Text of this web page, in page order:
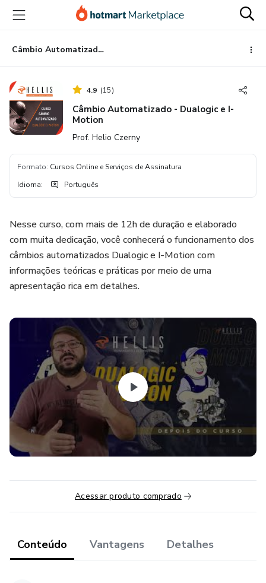
para
conteúdo
principal
para
pagamento
para
rodapé
Câmbio Automatizado - Dualogic e I-Motion
4.9 (15)
Câmbio Automatizado - Dualogic e I-
Motion
Prof. Helio Czerny
Formato: Cursos Online e Serviços de Assinatura
Idioma: Português
Nesse curso, com mais de 12h de duração e elaborado
com muita dedicação, você conhecerá o funcionamento dos
câmbios automatizados Dualogic e I-Motion com
informações teóricas e práticas por meio de uma
apresentação rica em detalhes.
Acessar produto comprado
Conteúdo Vantagens Detalhes